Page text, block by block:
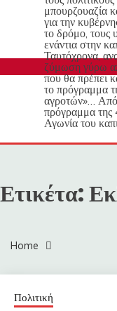
μπουρζουαζία
για την
το δρόμο, τους
ενάντια στην
Ταυτόχρονα,
ζύμωση γύρω
που θα πρέπει
το πρόγραμμα
αγροτών»… Από
πρόγραμμα της
Αγωνία του
Ετικέτα:
Home
Πολιτική